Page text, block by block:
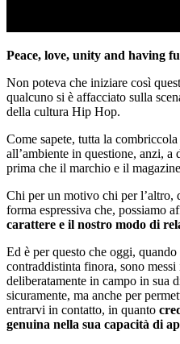
Peace, love, unity and having
Non poteva che iniziare così
qualcuno si è affacciato sulla
della cultura Hip Hop.
Come sapete, tutta la combriccola
all’ambiente in questione, anzi, a
prima che il marchio e il
Chi per un motivo chi per l’altro,
forma espressiva che, possiamo
carattere e il nostro modo di
Ed è per questo che oggi,
contraddistinta finora, sono
deliberatamente in campo in sua
sicuramente, ma anche per
entrarvi in contatto, in quanto
genuina nella sua capacità di